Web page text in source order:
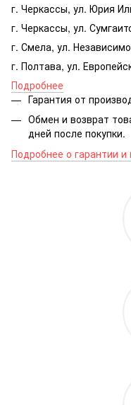
г. Черкассы, ул. Юрия
г. Черкассы, ул.
г. Смела, ул.
г. Полтава, ул.
Подробнее
Гарантия от
Обмен и возврат
дней после покупки.
Подробнее о гарантии и